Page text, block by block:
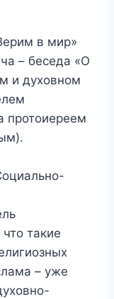
в мир»
– беседа «О
и духовном
протоиереем
такие
– уже